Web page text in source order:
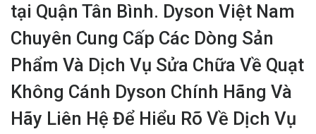
tại Quận Tân Bình. Dyson Việt Nam
Chuyên Cung Cấp Các Dòng Sản
Phẩm Và Dịch Vụ Sửa Chữa Về Quạt
Không Cánh Dyson Chính Hãng Và
Hãy Liên Hệ Để Hiểu Rõ Về Dịch Vụ